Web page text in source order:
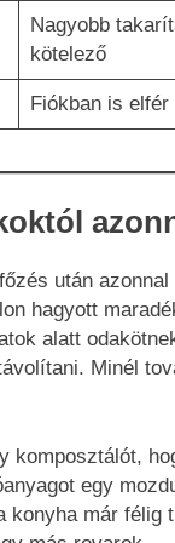
Nagyobb
kötelező
Fiókban is elfér
után azonnal
hagyott
alatt
Minél
komposztálót,
egy
konyha már félig